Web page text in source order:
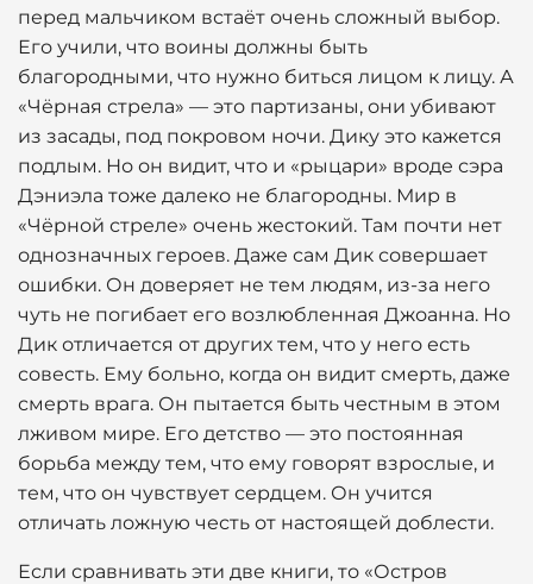
перед мальчиком встаёт очень сложный выбор.
Его учили, что воины должны быть
благородными, что нужно биться лицом к лицу. А
«Чёрная стрела» — это партизаны, они убивают
из засады, под покровом ночи. Дику это кажется
подлым. Но он видит, что и «рыцари» вроде сэра
Дэниэла тоже далеко не благородны. Мир в
«Чёрной стреле» очень жестокий. Там почти нет
однозначных героев. Даже сам Дик совершает
ошибки. Он доверяет не тем людям, из-за него
чуть не погибает его возлюбленная Джоанна. Но
Дик отличается от других тем, что у него есть
совесть. Ему больно, когда он видит смерть, даже
смерть врага. Он пытается быть честным в этом
лживом мире. Его детство — это постоянная
борьба между тем, что ему говорят взрослые, и
тем, что он чувствует сердцем. Он учится
отличать ложную честь от настоящей доблести.
Если сравнивать эти две книги, то «Остров